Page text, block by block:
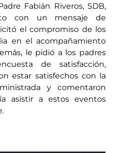
Fabián Riveros, SDB,
con un mensaje de
el compromiso de los
en el acompañamiento
le pidió a los padres
de satisfacción,
estar satisfechos con la
y comentaron
asistir a estos eventos